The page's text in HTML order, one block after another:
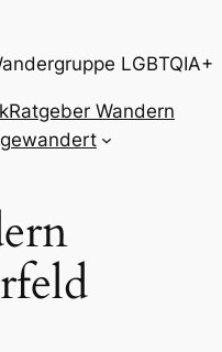
LGBTQIA+
Ratgeber Wandern